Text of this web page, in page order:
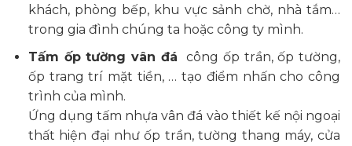
khách, phòng bếp, khu vực sảnh chờ, nhà tắm…
trong gia đình chúng ta hoặc công ty mình.
Tấm ốp tường vân đá công ốp trần, ốp tường,
ốp trang trí mặt tiền, … tạo điểm nhấn cho công
trình của mình.
Ứng dụng tấm nhựa vân đá vào thiết kế nội ngoại
thất hiện đại như ốp trần, tường thang máy, cửa